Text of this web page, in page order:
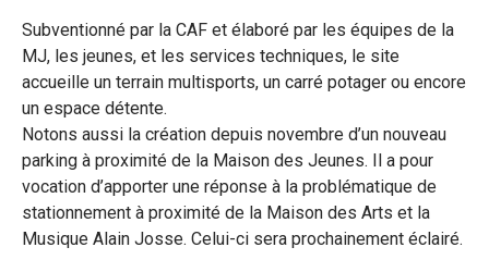
Subventionné par la CAF et élaboré par les équipes de la
MJ, les jeunes, et les services techniques, le site
accueille un terrain multisports, un carré potager ou encore
un espace détente.
Notons aussi la création depuis novembre d’un nouveau
parking à proximité de la Maison des Jeunes. Il a pour
vocation d’apporter une réponse à la problématique de
stationnement à proximité de la Maison des Arts et la
Musique Alain Josse. Celui-ci sera prochainement éclairé.